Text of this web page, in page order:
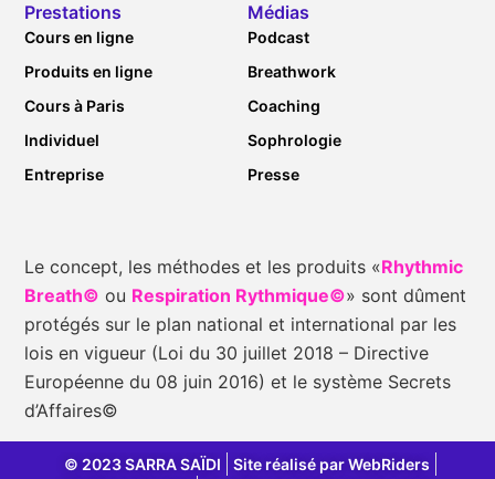
Prestations
Cours en ligne
Produits en ligne
Cours à Paris
Individuel
Entreprise
Médias
Podcast
Breathwork
Coaching
Sophrologie
Presse
Le concept, les méthodes et les produits «Rhythmic
Breath© ou Respiration Rythmique©» sont dûment
protégés sur le plan national et international par les
lois en vigueur (Loi du 30 juillet 2018 – Directive
Européenne du 08 juin 2016) et le système Secrets
d’Affaires©
© 2023 SARRA SAÏDI
Site réalisé par WebRiders